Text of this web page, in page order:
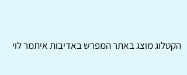
הקטלוג מוצג באתרהמפרשבאדיבות איתמר לוי